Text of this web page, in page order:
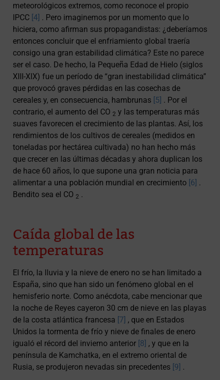
meteorológicos extremos, como reconoce el propio
IPCC [4] . Pero imaginemos por un momento que lo
hiciera, como afirman sus propagandistas: ¿deberíamos
entonces concluir que el enfriamiento global traería
consigo una gran estabilidad climática? Este no parece
ser el caso. De hecho, la Pequeña Edad de Hielo (siglos
XIII-XIX) fue un período de “gran inestabilidad climática”
que provocó graves pérdidas en las cosechas de
cereales y, en consecuencia, hambrunas [5] . Por el
contrario, el aumento del CO 2 y las temperaturas más
suaves favorecen el crecimiento de las plantas. Así, los
rendimientos de los cultivos de cereales (medidos en
toneladas por hectárea cultivada) no han hecho más
que crecer en las últimas décadas y ahora duplican los
de hace 60 años, lo que supone una gran noticia para
alimentar a una población mundial en crecimiento [6] .
Bendito sea el CO 2 .
Caída global de las
temperaturas
El frío, la lluvia y la nieve de enero no se han limitado a
España, sino que han sido un fenómeno global en el
hemisferio norte. Como anécdota, cabe mencionar que
la noche de Reyes cayeron 30 cm de nieve en las playas
de la costa atlántica francesa [7] , que en Estados
Unidos la tormenta de frío y nieve de finales de enero
igualó el récord del invierno anterior [8] , y que en la
península de Kamchatka, en el extremo oriental de
Rusia, se produjeron nevadas sin precedentes [9] .